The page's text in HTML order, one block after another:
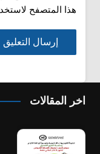
هذا المتصفح
اخر المقالات